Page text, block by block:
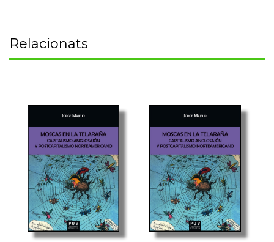
Relacionats